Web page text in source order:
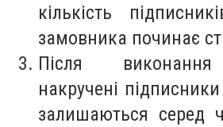
кількість
замовника починає
Після
накручені
залишаються серед